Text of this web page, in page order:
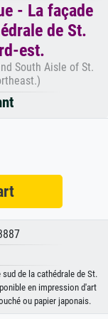
- La façade
de St.
est.
South Aisle of St.
de la cathédrale de St.
en impression d'art
ou papier japonais.